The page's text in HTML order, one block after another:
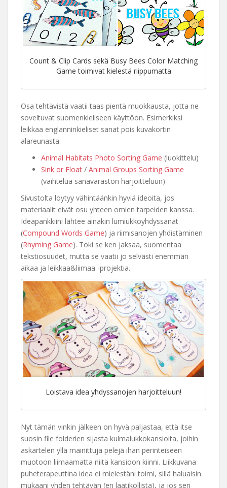
Count & Clip Cards sekä Busy Bees Color Matching
Game toimivat kielestä riippumatta
Osa tehtävistä vaatii taas pientä muokkausta, jotta ne
soveltuvat suomenkieliseen käyttöön. Esimerkiksi
leikkaa englanninkieliset sanat pois kuvakortin
alareunasta:
Animal Habitats Photo Sorting Game (luokittelu)
Sink or Float / Animal Groups Sorting Game
(vaihtelua sanavaraston harjoitteluun)
Sivustolta löytyy vähintäänkin hyviä ideoita, jos
materiaalit eivät osu yhteen omien tarpeiden kanssa.
Ideapankkiini lähtee ainakin lumiukkoyhdyssanat
(Compound Words Game) ja riimisanojen yhdistäminen
(Rhyming Game). Toki se ken jaksaa, suomentaa
tekstiosuudet, mutta se vaatii jo selvästi enemmän
aikaa ja leikkaa&liimaa -projektia.
Loistava idea yhdyssanojen harjoitteluun!
Nyt tämän vinkin jälkeen on hyvä paljastaa, että itse
suosin file folderien sijasta kulmalukkokansioita, joihin
askartelen yllä mainittuja pelejä ihan perinteiseen
muotoon liimaamatta niitä kansioon kiinni. Liikkuvana
puheterapeuttina idea ei mielestäni toimi, sillä haluaisin
mukaani yhden tehtävän (en laatikollista), ja jos sen